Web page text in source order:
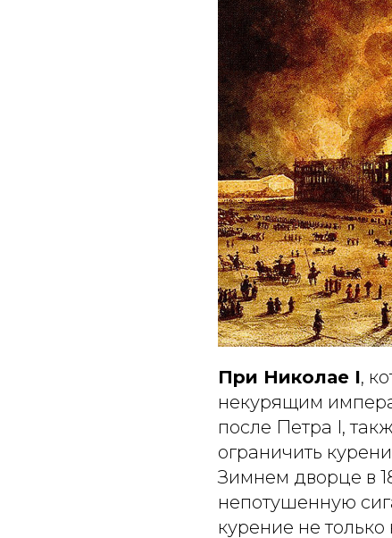
При Николае I,
некурящим
после Петра I,
ограничить
Зимнем дворце в
непотушенную
курение не